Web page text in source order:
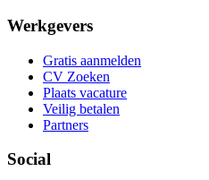
Werkgevers
Gratis aanmelden
CV Zoeken
Plaats vacature
Veilig betalen
Partners
Social